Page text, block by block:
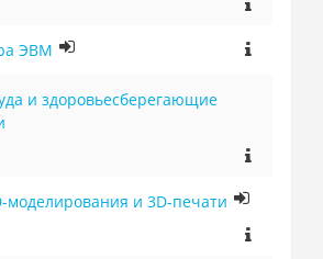
ЭВМ
и здоровьесберегающие
моделирования и 3D-печати